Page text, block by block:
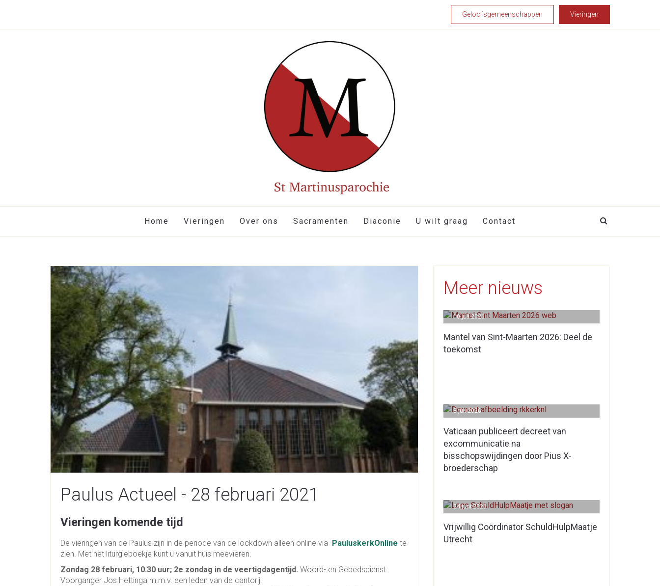
Geloofsgemeenschappen Vieringen
Home Vieringen Over ons Sacramenten Diaconie U wilt graag Contact
Paulus Actueel - 28 februari 2021
Vieringen komende tijd
De vieringen van de Paulus zijn in de periode van de lockdown alleen online via PauluskerkOnline te
zien. Met het liturgieboekje kunt u vanuit huis meevieren.
Zondag 28 februari, 10.30 uur; 2e zondag in de veertigdagentijd. Woord- en Gebedsdienst.
Voorganger Jos Hettinga m.m.v. een leden van de cantorij.
Meer nieuws
Mantel van Sint-Maarten 2026: Deel de
toekomst
10 juli 2026
Vaticaan publiceert decreet van
excommunicatie na
bisschopswijdingen door Pius X-
broederschap
3 juli 2026
Vrijwillig Coördinator SchuldHulpMaatje
Utrecht
24 juni 2026